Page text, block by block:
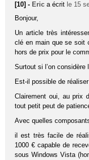
[10] - Eric a écrit le 15
Bonjour,
Un article très
clé en main que se soit
hors de prix pour le
Surtout si l’on
Est-il possible de
Clairement oui, au prix
tout petit peut de
Avec quelles
il est très facile de
1000 € capable de
sous Windows Vista